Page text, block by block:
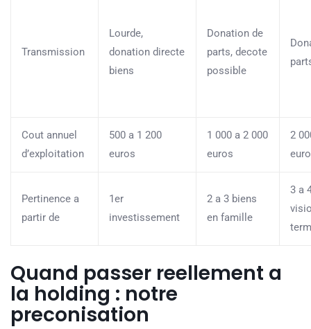
Transmission
Lourde,
donation directe
biens
Donation de
parts, decote
possible
Cout annuel
d’exploitation
500 a 1 200
euros
1 000 a 2 000
euros
2
Pertinence a
partir de
1er
investissement
2 a 3 biens
en famille
3 a
Quand passer reellement a
la holding : notre
preconisation